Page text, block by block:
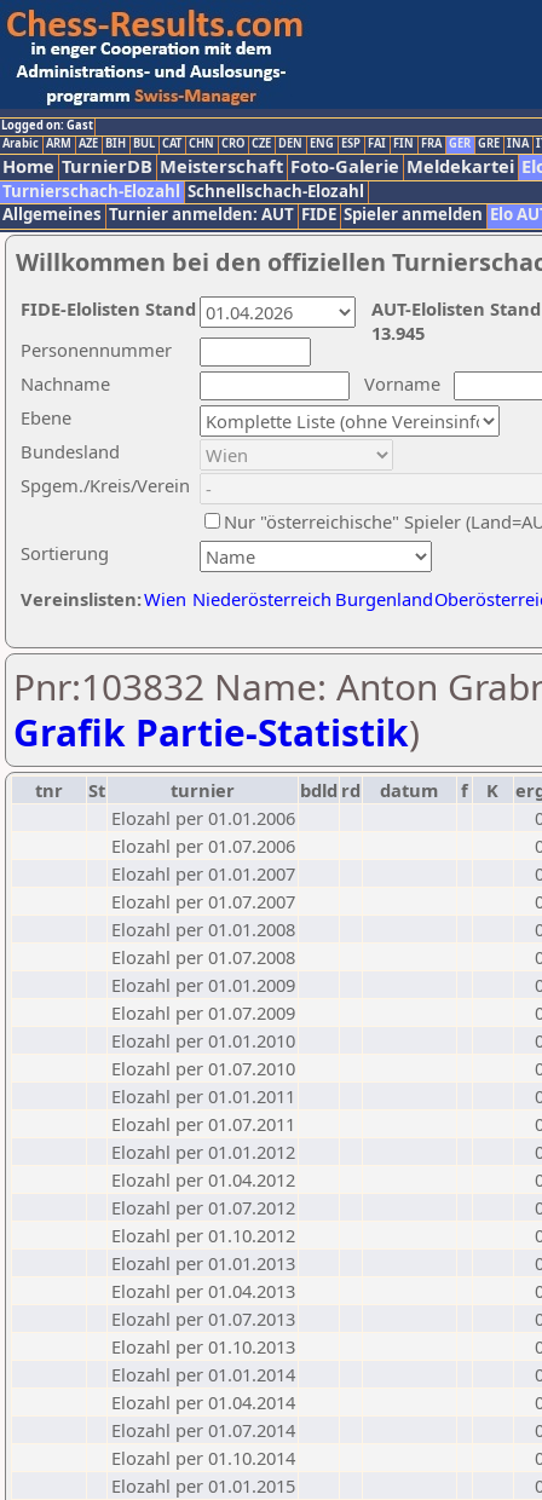
Logged on: Gast
Arabic ARM AZE BIH BUL CAT CHN CRO CZE DEN ENG ESP FAI FIN FRA GER GRE INA
Home TurnierDB Meisterschaft Foto-Galerie Meldekartei
Turnierschach-Elozahl Schnellschach-Elozahl
Allgemeines Turnier anmelden: AUT FIDE Spieler anmelden Elo
Willkommen bei den offiziellen
Nachname
Vorname
Ebene
Sortierung
Personennummer
Bundesland
Spgem./Kreis/Verein
Nur "österreichische" Spieler
Vereinslisten:Wien Niederösterreich Burgenland
AUT-Elolisten
13.945
FIDE-Elolisten Stand
Pnr:103832 Name: Anton
Grafik Partie-Statistik)
tnr St turnier bdld rd datum f K
Elozahl per 01.01.2006
Elozahl per 01.07.2006
Elozahl per 01.01.2007
Elozahl per 01.07.2007
Elozahl per 01.01.2008
Elozahl per 01.07.2008
Elozahl per 01.01.2009
Elozahl per 01.07.2009
Elozahl per 01.01.2010
Elozahl per 01.07.2010
Elozahl per 01.01.2011
Elozahl per 01.07.2011
Elozahl per 01.01.2012
Elozahl per 01.04.2012
Elozahl per 01.07.2012
Elozahl per 01.10.2012
Elozahl per 01.01.2013
Elozahl per 01.04.2013
Elozahl per 01.07.2013
Elozahl per 01.10.2013
Elozahl per 01.01.2014
Elozahl per 01.04.2014
Elozahl per 01.07.2014
Elozahl per 01.10.2014
Elozahl per 01.01.2015